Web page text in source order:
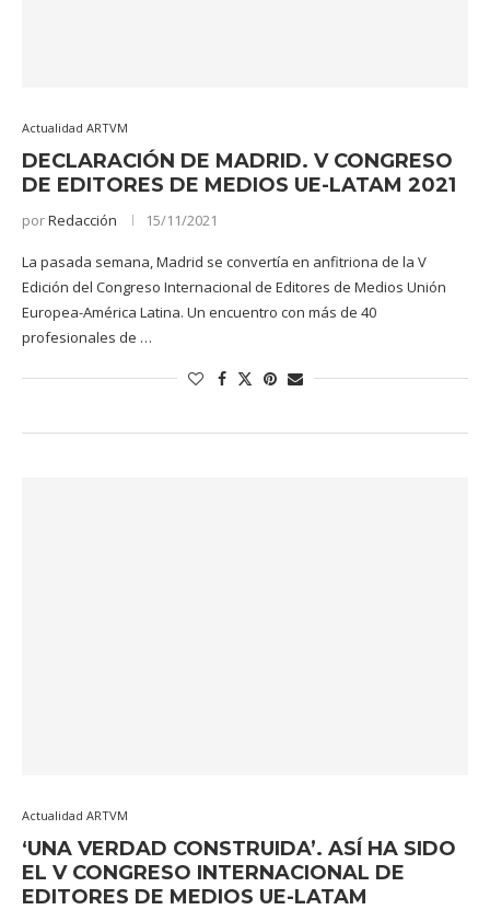
Actualidad ARTVM
DECLARACIÓN DE MADRID. V CONGRESO
DE EDITORES DE MEDIOS UE-LATAM 2021
porRedacción 15/11/2021
La pasada semana, Madrid se convertía en anfitriona de la V
Edición del Congreso Internacional de Editores de Medios Unión
Europea-América Latina. Un encuentro con más de 40
profesionales de …
Actualidad ARTVM
‘UNA VERDAD CONSTRUIDA’. ASÍ HA SIDO
EL V CONGRESO INTERNACIONAL DE
EDITORES DE MEDIOS UE-LATAM